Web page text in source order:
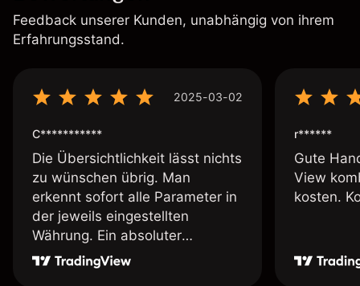
Feedback unserer Kunden, unabhängig von ihrem
Erfahrungsstand.
2025-03-02
C***********
Die Übersichtlichkeit lässt nichts
zu wünschen übrig. Man
erkennt sofort alle Parameter in
der jeweils eingestellten
Währung. Ein absoluter
Pluspunkt an dieser Stelle.
r******
Gute
View
kosten.